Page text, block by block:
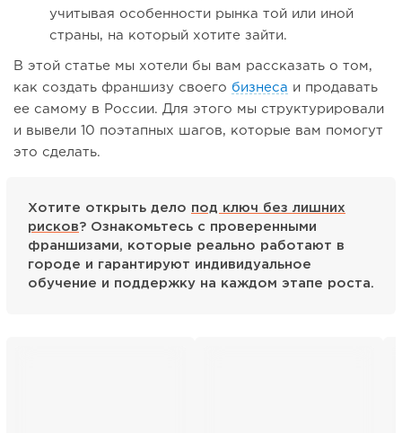
учитывая особенности рынка той или иной
страны, на который хотите зайти.
В этой статье мы хотели бы вам рассказать о том,
как создать франшизу своего бизнеса и продавать
ее самому в России. Для этого мы структурировали
и вывели 10 поэтапных шагов, которые вам помогут
это сделать.
Хотите открыть дело под ключ без лишних
рисков? Ознакомьтесь с проверенными
франшизами, которые реально работают в
городе и гарантируют индивидуальное
обучение и поддержку на каждом этапе роста.